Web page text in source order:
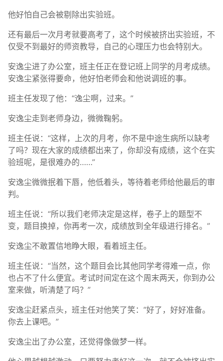
他好怕自己会被剔除出实验班。
还有最后一次月考就要高考了，这个时候被挤出实验班，不
仅受不到最好的师资教导，自己的心理压力也会特别大。
安逸尘进了办公室，班主任正在登记班上同学的月考成绩。
安逸尘紧张得要命，他好怕老师会和他说调班的事。
班主任发现了他：“逸尘啊，过来。”
安逸尘走到老师身边，微微鞠躬。
班主任说：“这样，上次的月考，你不是中途生病所以缺考
了吗？现在大家的成绩都出来了，你却没有成绩，这个在实
验班呢，是很难办的……”
安逸尘微微抿着下唇，他低着头，等待着老师给他最后的审
判。
班主任说：“所以我们老师决定是这样，卷子上的题型不
变，题目换掉，你再考一次，成绩放到全年级进行排名。”
安逸尘不敢置信地睁大眼，看着班主任。
班主任说：“当然，这个题目会比其他同学考得难一点，你
也占不了什么便宜。考试时间定在这个周末两天，你到办公
室来做，听清楚了吗？”
安逸尘赶紧点头，班主任对他笑了笑：“好了，好好准备。
你去上课吧。”
安逸尘出了办公室，还觉得像做梦一样。